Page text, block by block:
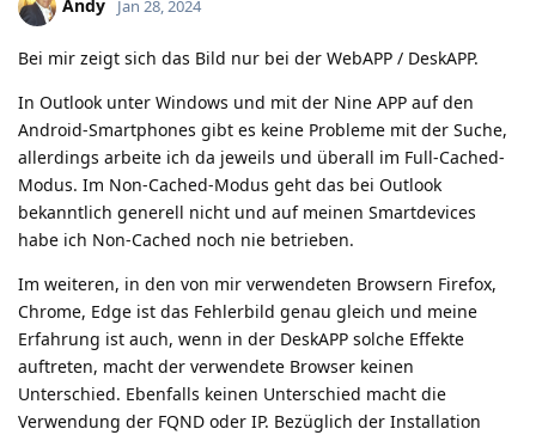
Andy Jan 28, 2024
Bei mir zeigt sich das Bild nur bei der WebAPP / DeskAPP.
In Outlook unter Windows und mit der Nine APP auf den
Android-Smartphones gibt es keine Probleme mit der Suche,
allerdings arbeite ich da jeweils und überall im Full-Cached-
Modus. Im Non-Cached-Modus geht das bei Outlook
bekanntlich generell nicht und auf meinen Smartdevices
habe ich Non-Cached noch nie betrieben.
Im weiteren, in den von mir verwendeten Browsern Firefox,
Chrome, Edge ist das Fehlerbild genau gleich und meine
Erfahrung ist auch, wenn in der DeskAPP solche Effekte
auftreten, macht der verwendete Browser keinen
Unterschied. Ebenfalls keinen Unterschied macht die
Verwendung der FQND oder IP. Bezüglich der Installation